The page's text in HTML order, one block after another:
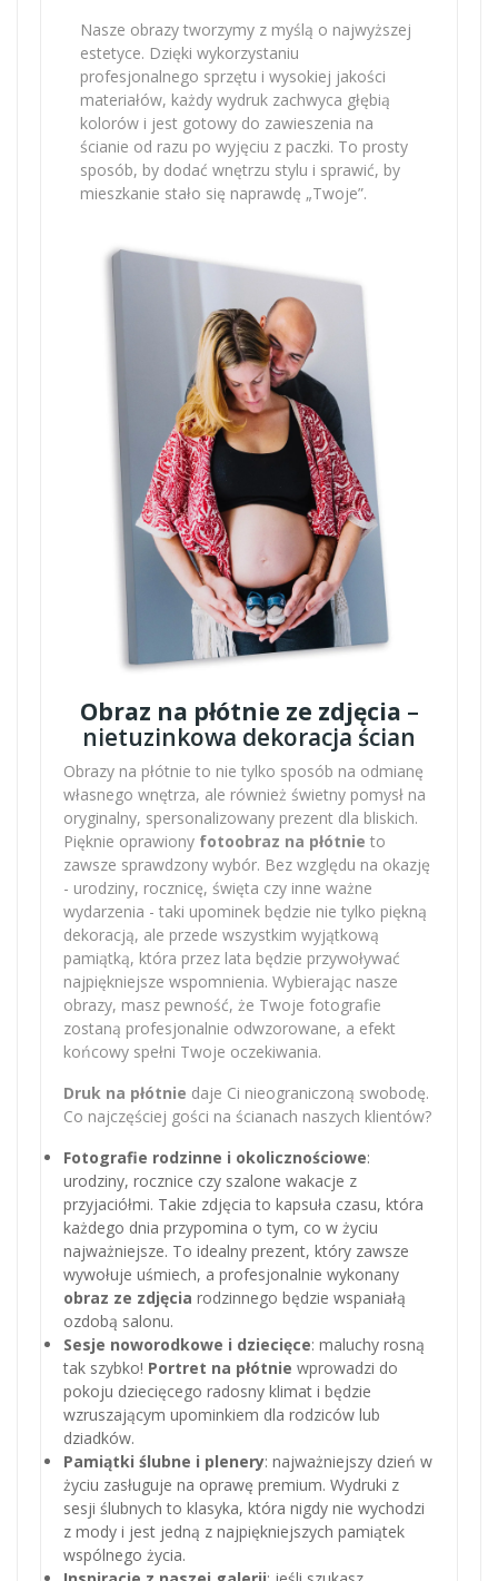
Nasze obrazy tworzymy z myślą o najwyższej
estetyce. Dzięki wykorzystaniu
profesjonalnego sprzętu i wysokiej jakości
materiałów, każdy wydruk zachwyca głębią
kolorów i jest gotowy do zawieszenia na
ścianie od razu po wyjęciu z paczki. To prosty
sposób, by dodać wnętrzu stylu i sprawić, by
mieszkanie stało się naprawdę „Twoje”.
Obraz na płótnie ze zdjęcia –
nietuzinkowa dekoracja ścian
Obrazy na płótnie to nie tylko sposób na odmianę
własnego wnętrza, ale również świetny pomysł na
oryginalny, spersonalizowany prezent dla bliskich.
Pięknie oprawiony fotoobraz na płótnie to
zawsze sprawdzony wybór. Bez względu na okazję
- urodziny, rocznicę, święta czy inne ważne
wydarzenia - taki upominek będzie nie tylko piękną
dekoracją, ale przede wszystkim wyjątkową
pamiątką, która przez lata będzie przywoływać
najpiękniejsze wspomnienia. Wybierając nasze
obrazy, masz pewność, że Twoje fotografie
zostaną profesjonalnie odwzorowane, a efekt
końcowy spełni Twoje oczekiwania.
Druk na płótnie daje Ci nieograniczoną swobodę.
Co najczęściej gości na ścianach naszych klientów?
Fotografie rodzinne i okolicznościowe:
urodziny, rocznice czy szalone wakacje z
przyjaciółmi. Takie zdjęcia to kapsuła czasu, która
każdego dnia przypomina o tym, co w życiu
najważniejsze. To idealny prezent, który zawsze
wywołuje uśmiech, a profesjonalnie wykonany
obraz ze zdjęcia rodzinnego będzie wspaniałą
ozdobą salonu.
Sesje noworodkowe i dziecięce: maluchy rosną
tak szybko! Portret na płótnie wprowadzi do
pokoju dziecięcego radosny klimat i będzie
wzruszającym upominkiem dla rodziców lub
dziadków.
Pamiątki ślubne i plenery: najważniejszy dzień w
życiu zasługuje na oprawę premium. Wydruki z
sesji ślubnych to klasyka, która nigdy nie wychodzi
z mody i jest jedną z najpiękniejszych pamiątek
wspólnego życia.